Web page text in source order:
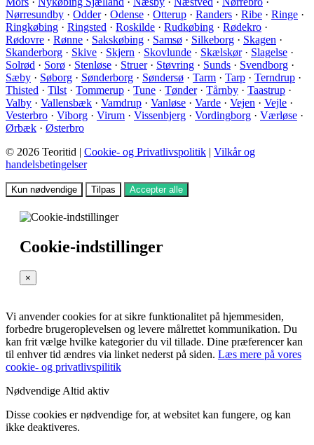
Nørresundby · Odder· Odense · Otterup · Randers · Ribe · Ringe ·
Ringkøbing · Ringsted · Roskilde · Rudkøbing · Rødekro ·
Rødovre · Rønne · Sakskøbing · Samsø · Silkeborg · Skagen ·
Skanderborg · Skive · Skjern · Skovlunde · Skælskør· Slagelse ·
Solrød · Sorø · Stenløse · Struer· Støvring · Sunds · Svendborg ·
Sæby · Søborg · Sønderborg · Søndersø · Tarm · Tarp · Terndrup ·
Thisted · Tilst · Tommerup · Tune · Tønder· Tårnby · Taastrup ·
Valby · Vallensbæk · Vamdrup · Vanløse · Varde · Vejen · Vejle ·
Vesterbro · Viborg · Virum · Vissenbjerg · Vordingborg · Værløse ·
Ørbæk · Østerbro
© 2026 Teoritid | Cookie- og Privatlivspolitik | Vilkår og
handelsbetingelser
Kun nødvendige Tilpas Accepter alle
Cookie-indstillinger
×
Vi anvender cookies for at sikre funktionalitet på hjemmesiden,
forbedre brugeroplevelsen og levere målrettet kommunikation. Du
kan frit vælge hvilke kategorier du vil tillade. Dine præferencer kan
til enhver tid ændres via linket nederst på siden. Læs mere på vores
cookie- og privatlivspilitik
Nødvendige Altid aktiv
Disse cookies er nødvendige for, at websitet kan fungere, og kan
ikke deaktiveres.